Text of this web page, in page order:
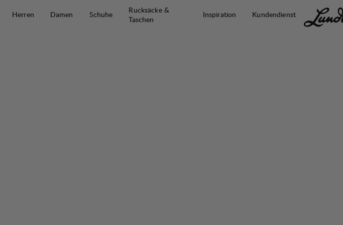
Herren
Damen Schuhe
Rucksäcke &
Taschen
Inspiration Kundendienst